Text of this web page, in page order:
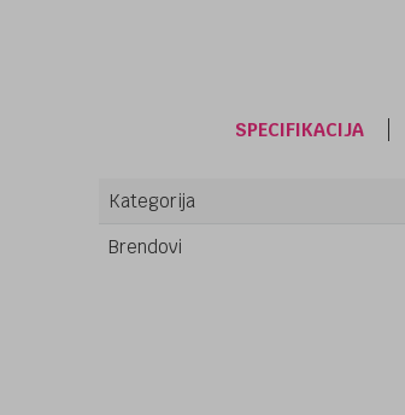
SPECIFIKACIJA
Kategorija
Brendovi